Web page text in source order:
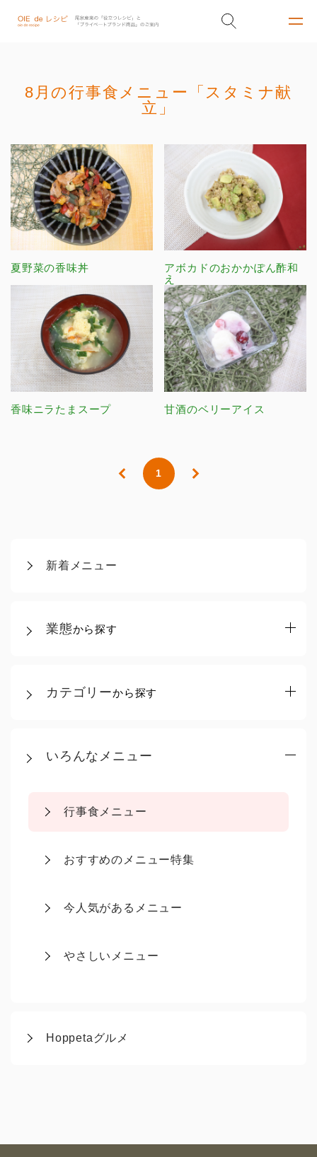
新着メニュー
業態から探す
カテゴリーから探す
いろんなメニュー
行事食メニュー
おすすめのメニュー特集
今人気があるメニュー
やさしいメニュー
Hoppetaグルメ
8月の行事食メニュー「スタミナ献
立」
夏野菜の香味丼
アボカドのおかかぽん酢和
え
香味ニラたまスープ 甘酒のベリーアイス
1